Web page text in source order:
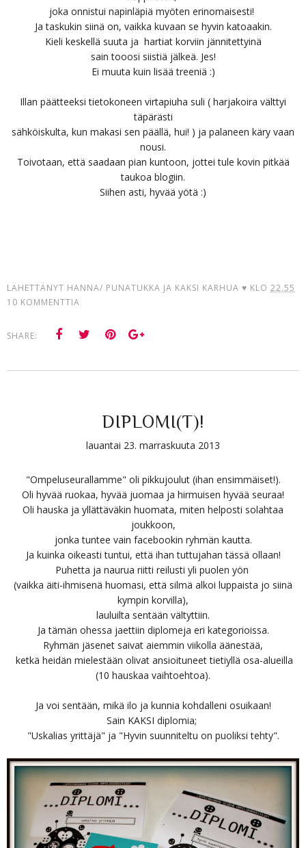
joka onnistui napinläpiä myöten erinomaisesti!
Ja taskukin siinä on, vaikka kuvaan se hyvin katoaakin.
Kieli keskellä suuta ja hartiat korviin jännitettyinä
sain tooosi siistiä jälkeä. Jes!
Ei muuta kuin lisää treeniä :)
Illan päätteeksi tietokoneen virtapiuha suli ( harjakoira välttyi
täpärästi
sähköiskulta, kun makasi sen päällä, hui! ) ja palaneen käry vaan
nousi.
Toivotaan, että saadaan pian kuntoon, jottei tule kovin pitkää
taukoa blogiin.
Siihen asti, hyvää yötä :)
LÄHETTÄNYT HANNA/ PUNATUKKA JA KAKSI KARHUA ♥ KLO 22.55
10 KOMMENTTIA
SHARE:
DIPLOMI(T)!
lauantai 23. marraskuuta 2013
"Ompeluseurallamme" oli pikkujoulut (ihan ensimmäiset!).
Oli hyvää ruokaa, hyvää juomaa ja hirmuisen hyvää seuraa!
Oli hauska ja yllättäväkin huomata, miten helposti solahtaa
joukkoon,
jonka tuntee vain facebookin ryhmän kautta.
Ja kuinka oikeasti tuntui, että ihan tuttujahan tässä ollaan!
Puhetta ja naurua riitti reilusti yli puolen yön
(vaikka äiti-ihmisenä huomasi, että silmä alkoi luppaista jo siinä
kympin korvilla),
lauluilta sentään vältyttiin.
Ja tämän ohessa jaettiin diplomeja eri kategorioissa.
Ryhmän jäsenet saivat aiemmin viikolla äänestää,
ketkä heidän mielestään olivat ansioituneet tietiyllä osa-alueilla
(10 hauskaa vaihtoehtoa).
Ja voi sentään, mikä ilo ja kunnia kohdalleni osuikaan!
Sain KAKSI diplomia;
"Uskalias yrittäjä" ja "Hyvin suunniteltu on puoliksi tehty".